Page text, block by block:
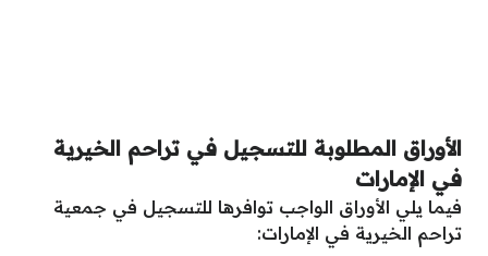
الأوراق المطلوبة للتسجيل في تراحم الخيرية
في الإمارات
فيما يلي الأوراق الواجب توافرها للتسجيل في جمعية
تراحم الخيرية في الإمارات: